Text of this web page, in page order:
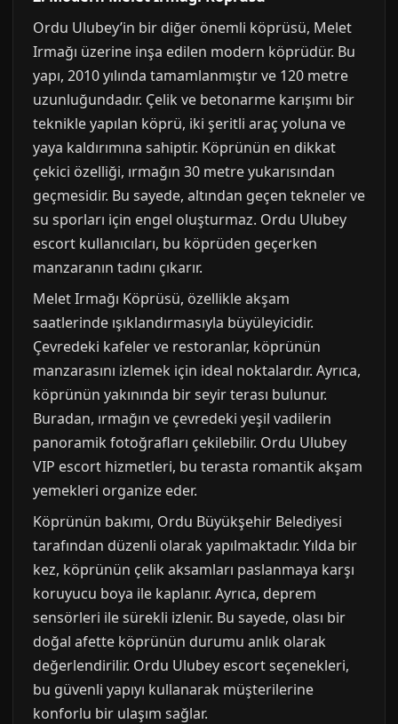
Ordu Ulubey’in bir diğer önemli köprüsü, Melet
Irmağı üzerine inşa edilen modern köprüdür. Bu
yapı, 2010 yılında tamamlanmıştır ve 120 metre
uzunluğundadır. Çelik ve betonarme karışımı bir
teknikle yapılan köprü, iki şeritli araç yoluna ve
yaya kaldırımına sahiptir. Köprünün en dikkat
çekici özelliği, ırmağın 30 metre yukarısından
geçmesidir. Bu sayede, altından geçen tekneler ve
su sporları için engel oluşturmaz. Ordu Ulubey
escort kullanıcıları, bu köprüden geçerken
manzaranın tadını çıkarır.
Melet Irmağı Köprüsü, özellikle akşam
saatlerinde ışıklandırmasıyla büyüleyicidir.
Çevredeki kafeler ve restoranlar, köprünün
manzarasını izlemek için ideal noktalardır. Ayrıca,
köprünün yakınında bir seyir terası bulunur.
Buradan, ırmağın ve çevredeki yeşil vadilerin
panoramik fotoğrafları çekilebilir. Ordu Ulubey
VIP escort hizmetleri, bu terasta romantik akşam
yemekleri organize eder.
Köprünün bakımı, Ordu Büyükşehir Belediyesi
tarafından düzenli olarak yapılmaktadır. Yılda bir
kez, köprünün çelik aksamları paslanmaya karşı
koruyucu boya ile kaplanır. Ayrıca, deprem
sensörleri ile sürekli izlenir. Bu sayede, olası bir
doğal afette köprünün durumu anlık olarak
değerlendirilir. Ordu Ulubey escort seçenekleri,
bu güvenli yapıyı kullanarak müşterilerine
konforlu bir ulaşım sağlar.